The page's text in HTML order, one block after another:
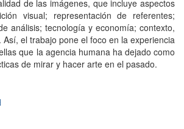
de las imágenes, que incluye aspectos
visual; representación de referentes;
análisis; tecnología y economía; contexto,
Así, el trabajo pone el foco en la experiencia
que la agencia humana ha dejado como
de mirar y hacer arte en el pasado.